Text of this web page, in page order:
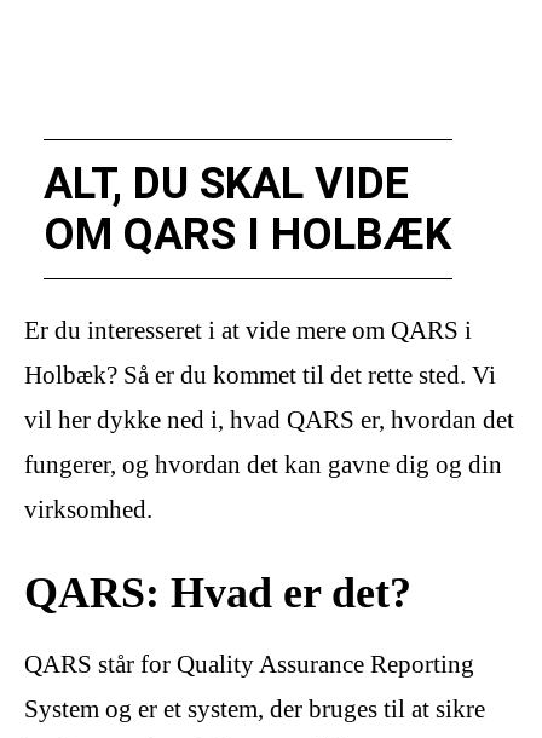
ALT, DU SKAL VIDE
OM QARS I HOLBÆK
Er du interesseret i at vide mere om QARS i
Holbæk? Så er du kommet til det rette sted. Vi
vil her dykke ned i, hvad QARS er, hvordan det
fungerer, og hvordan det kan gavne dig og din
virksomhed.
QARS: Hvad er det?
QARS står for Quality Assurance Reporting
System og er et system, der bruges til at sikre